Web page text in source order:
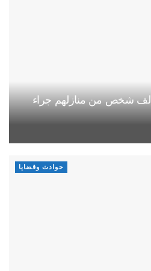
إجلاء أكثر من 20 ألف شخص من منازلهم جراء
حوادث وقضايا